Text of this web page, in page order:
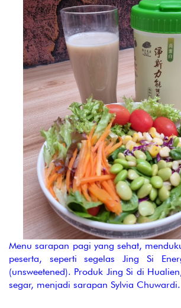
Menu sarapan pagi yang sehat,
peserta, seperti segelas Jing Si
(unsweetened). Produk Jing Si di
segar, menjadi sarapan Sylvia Chuwardi.